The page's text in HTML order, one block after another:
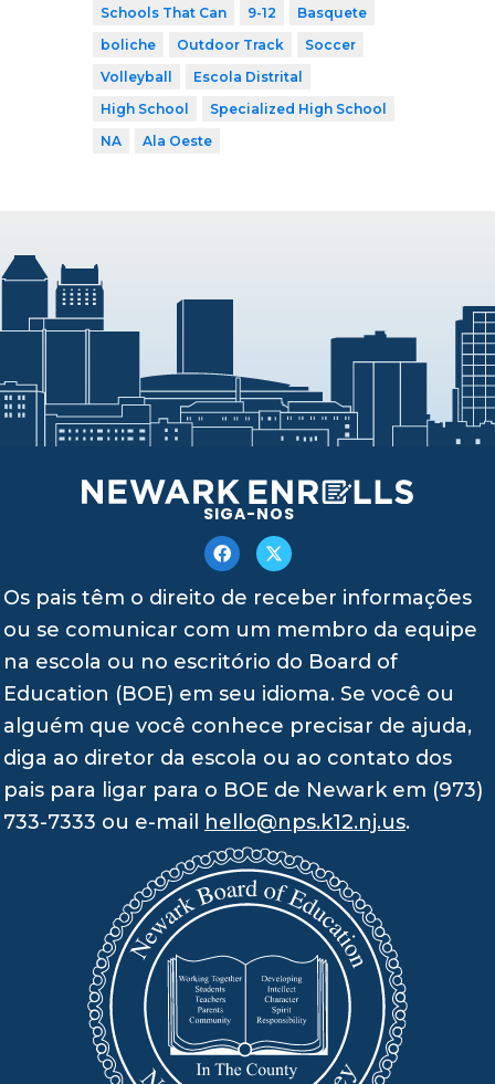
Schools That Can
9-12
Basquete
boliche
Outdoor Track
Soccer
Volleyball
Escola Distrital
High School
Specialized High School
NA
Ala Oeste
SIGA-NOS
Os pais têm o direito de receber informações
ou se comunicar com um membro da equipe
na escola ou no escritório do Board of
Education (BOE) em seu idioma. Se você ou
alguém que você conhece precisar de ajuda,
diga ao diretor da escola ou ao contato dos
pais para ligar para o BOE de Newark em (973)
733-7333 ou e-mail
hello@nps.k12.nj.us.